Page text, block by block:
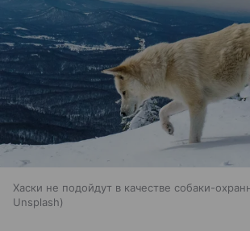
Хаски не подойдут в качестве собаки-
Unsplash